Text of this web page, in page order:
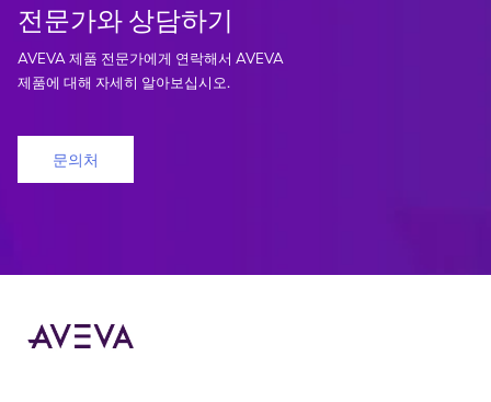
전문가와 상담하기
AVEVA 제품 전문가에게 연락해서 AVEVA
제품에 대해 자세히 알아보십시오.
문의처